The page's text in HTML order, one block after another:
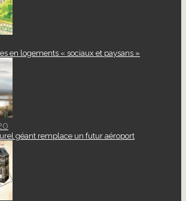
en logements « sociaux et paysans »
géant remplace un futur aéroport